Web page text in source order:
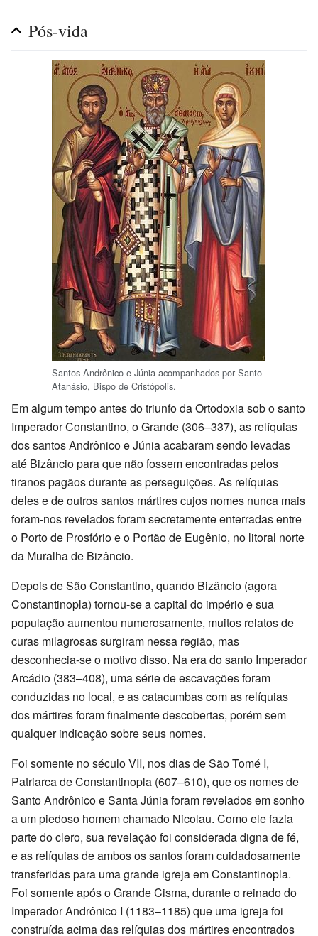
Pós-vida
Santos Andrônico e Júnia acompanhados por Santo
Atanásio, Bispo de Cristópolis.
Em algum tempo antes do triunfo da Ortodoxia sob o santo
Imperador Constantino, o Grande (306–337), as relíquias
dos santos Andrônico e Júnia acabaram sendo levadas
até Bizâncio para que não fossem encontradas pelos
tiranos pagãos durante as perseguições. As relíquias
deles e de outros santos mártires cujos nomes nunca mais
foram-nos revelados foram secretamente enterradas entre
o Porto de Prosfório e o Portão de Eugênio, no litoral norte
da Muralha de Bizâncio.
Depois de São Constantino, quando Bizâncio (agora
Constantinopla) tornou-se a capital do império e sua
população aumentou numerosamente, muitos relatos de
curas milagrosas surgiram nessa região, mas
desconhecia-se o motivo disso. Na era do santo Imperador
Arcádio (383–408), uma série de escavações foram
conduzidas no local, e as catacumbas com as relíquias
dos mártires foram finalmente descobertas, porém sem
qualquer indicação sobre seus nomes.
Foi somente no século VII, nos dias de São Tomé I,
Patriarca de Constantinopla (607–610), que os nomes de
Santo Andrônico e Santa Júnia foram revelados em sonho
a um piedoso homem chamado Nicolau. Como ele fazia
parte do clero, sua revelação foi considerada digna de fé,
e as relíquias de ambos os santos foram cuidadosamente
transferidas para uma grande igreja em Constantinopla.
Foi somente após o Grande Cisma, durante o reinado do
Imperador Andrônico I (1183–1185) que uma igreja foi
construída acima das relíquias dos mártires encontrados